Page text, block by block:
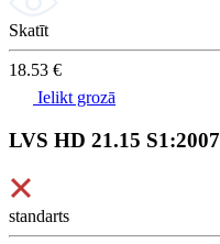
Skatīt
18.53 €
Ielikt grozā
LVS HD 21.15 S1:2007
standarts